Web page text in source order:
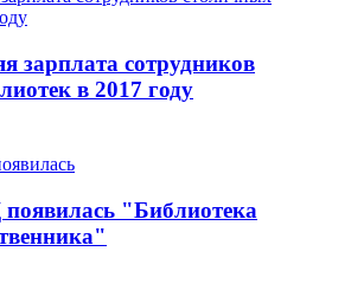
зарплата сотрудников
в 2017 году
"Библиотека